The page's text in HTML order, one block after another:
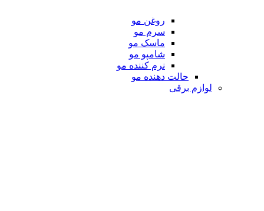
روغن مو
سرم مو
ماسک مو
شامپو مو
نرم کننده مو
حالت دهنده مو
لوازم برقی